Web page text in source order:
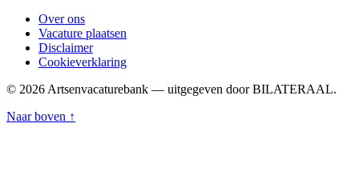
Over ons
Vacature plaatsen
Disclaimer
Cookieverklaring
© 2026 Artsenvacaturebank — uitgegeven door BILATERAAL.
Naar boven ↑